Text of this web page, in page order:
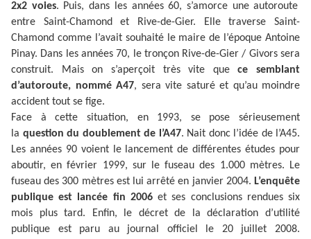
2x2 voies. Puis, dans les années 60, s’amorce une autoroute
entre Saint-Chamond et Rive-de-Gier. Elle traverse Saint-
Chamond comme l’avait souhaité le maire de l’époque Antoine
Pinay. Dans les années 70, le tronçon Rive-de-Gier / Givors sera
construit. Mais on s’aperçoit très vite quece semblant
d’autoroute, nommé A47, sera vite saturé et qu’au moindre
accident tout se fige.
Face à cette situation, en 1993, se pose sérieusement
la question du doublement de l’A47. Nait donc l’idée de l’A45.
Les années 90 voient le lancement de différentes études pour
aboutir, en février 1999, sur le fuseau des 1.000 mètres. Le
fuseau des 300 mètres est lui arrêté en janvier 2004. L’enquête
publique est lancée fin 2006et ses conclusions rendues six
mois plus tard. Enfin, le décret de la déclaration d’utilité
publique est paru au journal officiel le 20 juillet 2008.